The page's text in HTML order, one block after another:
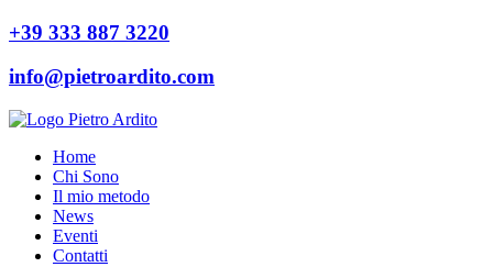
+39 333 887 3220
info@pietroardito.com
Home
Chi Sono
Il mio metodo
News
Eventi
Contatti